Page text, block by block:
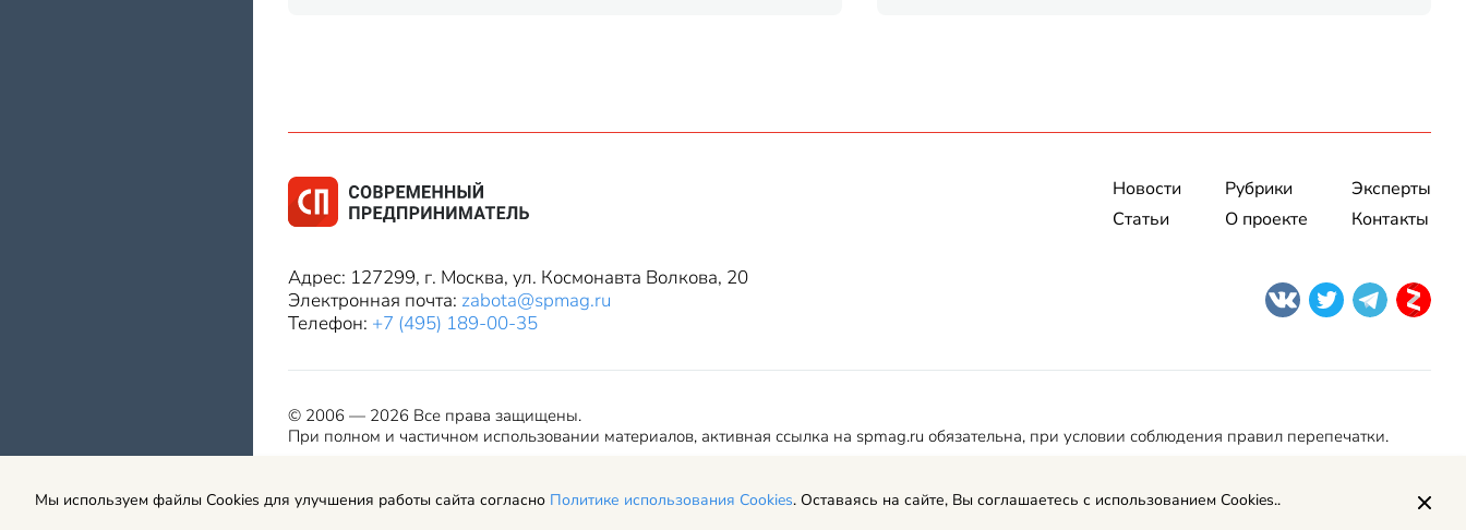
Новости
Статьи
Рубрики
О проекте
Эксперты
Контакты
Адрес: 127299, г. Москва, ул. Космонавта Волкова, 20
Электронная почта: zabota@spmag.ru
Телефон: +7 (495) 189-00-35
© 2006 — 2026 Все права защищены.
При полном и частичном использовании материалов, активная ссылка на spmag.ru обязательна, при условии соблюдения правил перепечатки.
Правила использования материалов сайта и авторские права Пользовательское соглашение Политика обработки персональных данных Рекламодателям
Мы используем файлы Cookies для улучшения работы сайта согласно Политике использования Cookies. Оставаясь на сайте, Вы соглашаетесь с использованием Cookies..